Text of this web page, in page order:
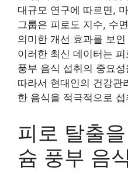
대규모 연구에 따르면,
그룹은 피로도 지수, 수
의미한 개선 효과를 보
이러한 최신 데이터는
풍부 음식 섭취의 중요
따라서 현대인의 건강관
한 음식을 적극적으로
피로 탈출
슘 풍부 음